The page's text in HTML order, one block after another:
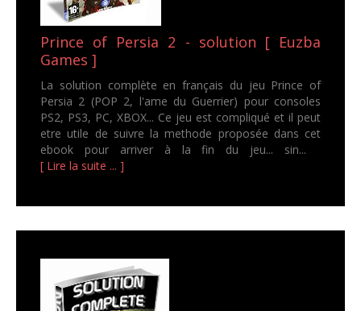
Prince of Persia 2 - solution [ Euzba
Games ]
La solution complète en français du jeu Prince of
Persia 2 (POP 2, l'ame du Guerrier) pour consoles
PS2, PS3, PC, XBOX... Ce jeu est compliqué et il peut
etre utile de suivre la methode proposée dans cet
ebook pour arriver à la fin du jeu... sin...
[ Lire la suite ... ]